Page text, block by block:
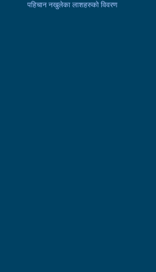
पहिचान नखुलेका लाशहरुको विवरण